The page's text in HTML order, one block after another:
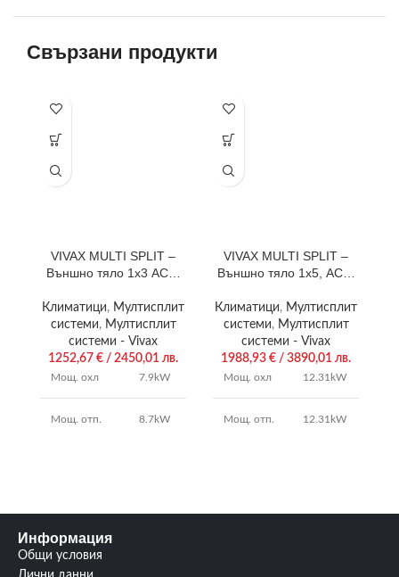
Свързани продукти
VIVAX MULTI SPLIT –
Външно тяло 1х3 ACP-
Климатици, Мултисплит
системи, Мултисплит
системи - Vivax
1252,67 € / 2450,01 лв.
Мощ. охл 7.9kW
Мощ. отп. 8.7kW
3
VIVAX MULTI SPLIT –
Външно тяло 1х5, ACP-
Климатици, Мултисплит
системи, Мултисплит
системи - Vivax
1988,93 € / 3890,01 лв.
Мощ. охл 12.31kW
Мощ. отп. 12.31kW
Информация
Общи условия